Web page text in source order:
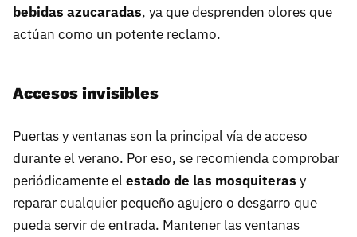
bebidas azucaradas, ya que desprenden olores que
actúan como un potente reclamo.
Accesos invisibles
Puertas y ventanas son la principal vía de acceso
durante el verano. Por eso, se recomienda comprobar
periódicamente el estado de las mosquiteras y
reparar cualquier pequeño agujero o desgarro que
pueda servir de entrada. Mantener las ventanas